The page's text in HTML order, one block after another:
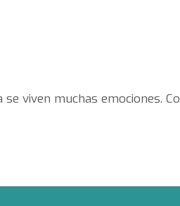
viven muchas emociones.